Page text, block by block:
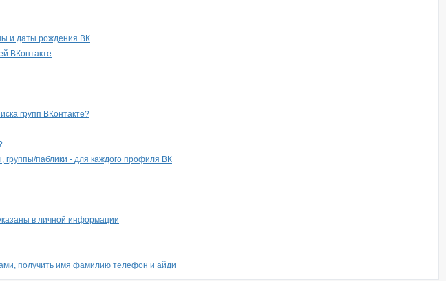
и даты рождения ВК
ВКонтакте
групп ВКонтакте?
группы/паблики - для каждого профиля ВК
в личной информации
получить имя фамилию телефон и айди